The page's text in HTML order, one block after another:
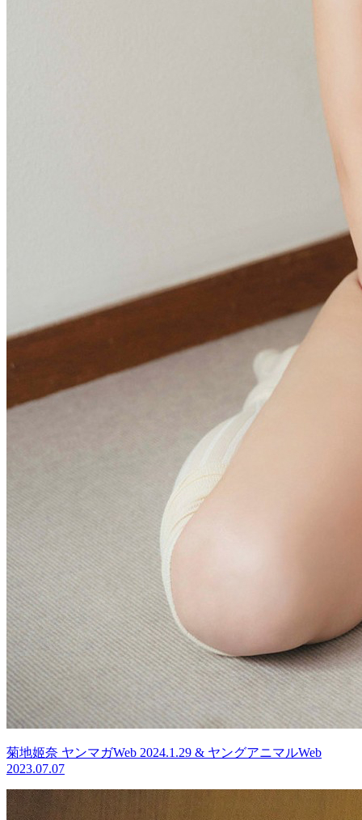
菊地姬奈 ヤンマガWeb 2024.1.29 & ヤングアニマルWeb
2023.07.07